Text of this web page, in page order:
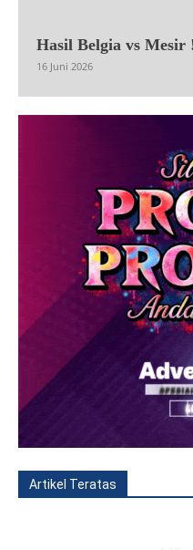
Hasil Belgia vs
16 Juni 2026
Artikel Teratas